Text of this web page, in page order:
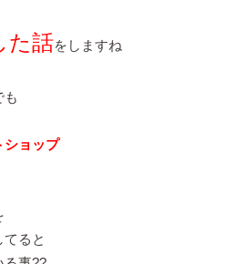
た話をしますね
も
ショップ
ると